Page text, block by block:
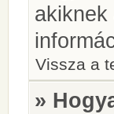
akiknek
Vissza a
»